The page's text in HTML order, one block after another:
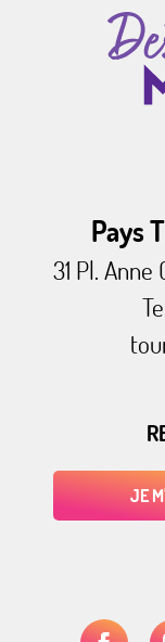
Pays
31 Pl.
JE